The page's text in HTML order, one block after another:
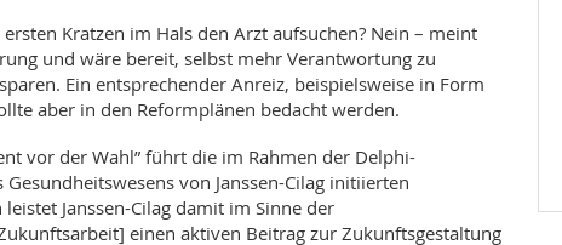
Kratzen im Hals den Arzt aufsuchen? Nein – meint
und wäre bereit, selbst mehr Verantwortung zu
Ein entsprechender Anreiz, beispielsweise in Form
aber in den Reformplänen bedacht werden.
vor der Wahl” führt die im Rahmen der Delphi-
von Janssen-Cilag initiierten
Janssen-Cilag damit im Sinne der
einen aktiven Beitrag zur Zukunftsgestaltung